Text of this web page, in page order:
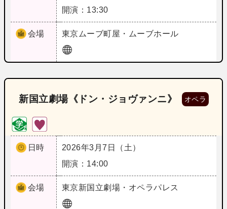
開演：13:30
会場 東京 ムーブ町屋・ムーブホール
新国立劇場《ドン・ジョヴァンニ》 オペラ
日時
2026年3月7日（土）
開演：14:00
会場 東京新国立劇場・オペラパレス